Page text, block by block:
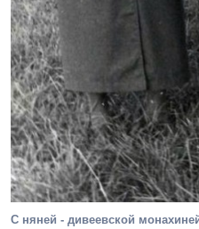
С няней - дивеевской